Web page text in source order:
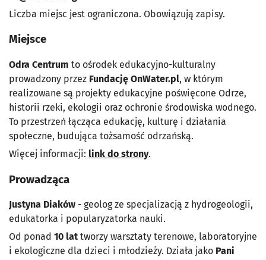
Liczba miejsc jest ograniczona. Obowiązują zapisy.
Miejsce
Odra Centrum to ośrodek edukacyjno-kulturalny
prowadzony przez Fundację OnWater.pl, w którym
realizowane są projekty edukacyjne poświęcone Odrze,
historii rzeki, ekologii oraz ochronie środowiska wodnego.
To przestrzeń łącząca edukację, kulturę i działania
społeczne, budująca tożsamość odrzańską.
Więcej informacji: link do strony.
Prowadząca
Justyna Diaków - geolog ze specjalizacją z hydrogeologii,
edukatorka i popularyzatorka nauki.
Od ponad 10 lat tworzy warsztaty terenowe, laboratoryjne
i ekologiczne dla dzieci i młodzieży. Działa jako Pani